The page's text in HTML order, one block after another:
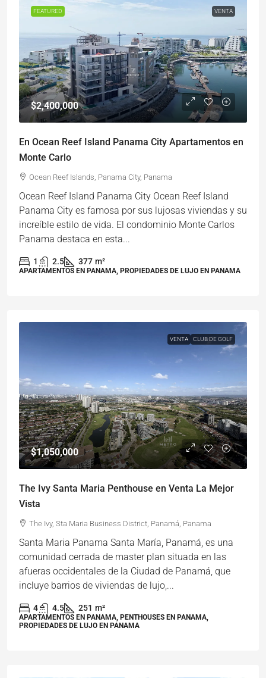
FEATURED VENTA
$2,400,000
En Ocean Reef Island Panama City Apartamentos en
Monte Carlo
Ocean Reef Islands, Panama City, Panama
Ocean Reef Island Panama City Ocean Reef Island
Panama City es famosa por sus lujosas viviendas y su
increíble estilo de vida. El condominio Monte Carlos
Panama destaca en esta...
1 2.5 377 m²
APARTAMENTOS EN PANAMA, PROPIEDADES DE LUJO EN PANAMA
VENTA CLUB DE GOLF
$1,050,000
The Ivy Santa Maria Penthouse en Venta La Mejor
Vista
The Ivy, Sta Maria Business District, Panamá, Panama
Santa Maria Panama Santa María, Panamá, es una
comunidad cerrada de master plan situada en las
afueras occidentales de la Ciudad de Panamá, que
incluye barrios de viviendas de lujo,...
4 4.5 251 m²
APARTAMENTOS EN PANAMA, PENTHOUSES EN PANAMA,
PROPIEDADES DE LUJO EN PANAMA